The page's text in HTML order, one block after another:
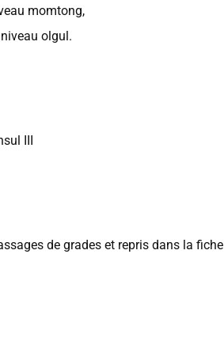
momtong,
olgul.
III
de grades et repris dans la